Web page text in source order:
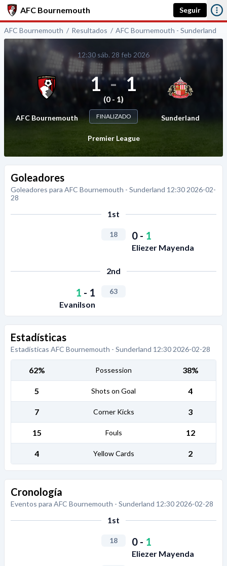
AFC Bournemouth Seguir
AFC Bournemouth Resultados AFC Bournemouth - Sunderland
12:30 sáb. 28 feb 2026
AFC Bournemouth
1 - 1
(0 - 1)
FINALIZADO Sunderland
Premier League
Goleadores
Goleadores para AFC Bournemouth - Sunderland 12:30 2026-02-
28
1st
18 0 - 1
Eliezer Mayenda
2nd
1 - 1
Evanilson
63
Estadísticas
Estadísticas AFC Bournemouth - Sunderland 12:30 2026-02-28
62% Possession 38%
5 Shots on Goal 4
7 Corner Kicks 3
15 Fouls 12
4 Yellow Cards 2
Cronología
Eventos para AFC Bournemouth - Sunderland 12:30 2026-02-28
1st
18 0 - 1
Eliezer Mayenda